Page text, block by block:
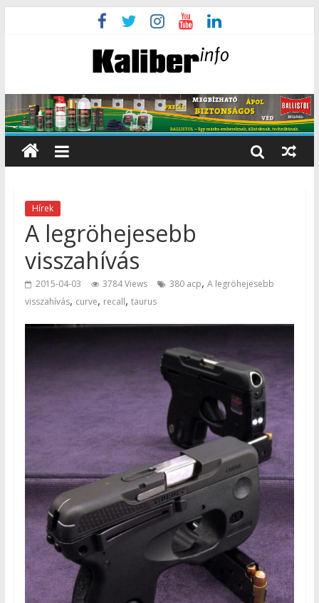
Hírek
A legröhejesebb
visszahívás
2015-04-03 3784 Views 380 acp, A legröhejesebb
visszahívás, curve, recall, taurus